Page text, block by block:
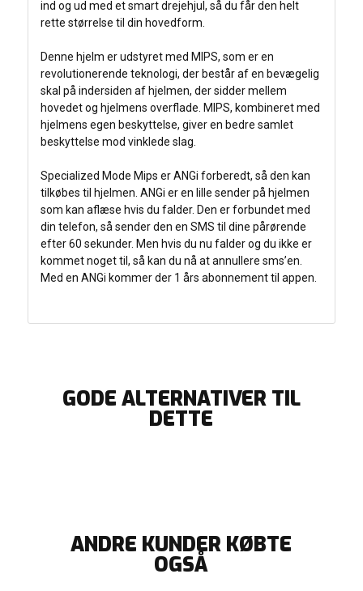
ind og ud med et smart drejehjul, så du får den helt
rette størrelse til din hovedform.
Denne hjelm er udstyret med MIPS, som er en
revolutionerende teknologi, der består af en bevægelig
skal på indersiden af hjelmen, der sidder mellem
hovedet og hjelmens overflade. MIPS, kombineret med
hjelmens egen beskyttelse, giver en bedre samlet
beskyttelse mod vinklede slag.
Specialized Mode Mips er ANGi forberedt, så den kan
tilkøbes til hjelmen. ANGi er en lille sender på hjelmen
som kan aflæse hvis du falder. Den er forbundet med
din telefon, så sender den en SMS til dine pårørende
efter 60 sekunder. Men hvis du nu falder og du ikke er
kommet noget til, så kan du nå at annullere sms’en.
Med en ANGi kommer der 1 års abonnement til appen.
GODE ALTERNATIVER TIL
DETTE
ANDRE KUNDER KØBTE
OGSÅ